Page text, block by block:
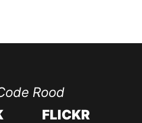
Rood
FLICKR